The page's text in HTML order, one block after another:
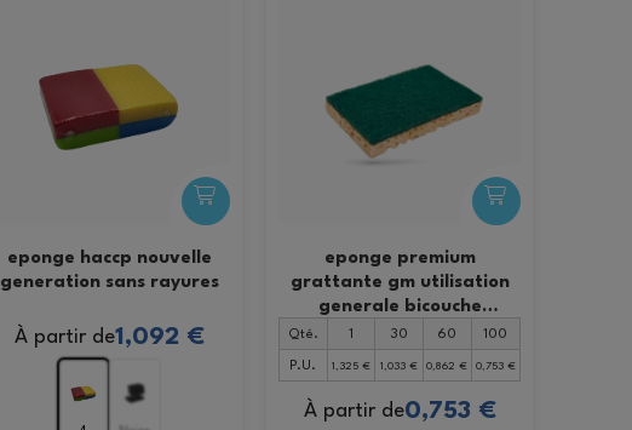
eponge haccp nouvelle
generation sans rayures
À partir de1,092 €
eponge premium
grattante gm utilisation
generale bicouche
13x9x2.3 cm (10 u)
Qté. 1 30 60 100
P.U. 1,325 € 1,033 € 0,862 € 0,753 €
À partir de0,753 €